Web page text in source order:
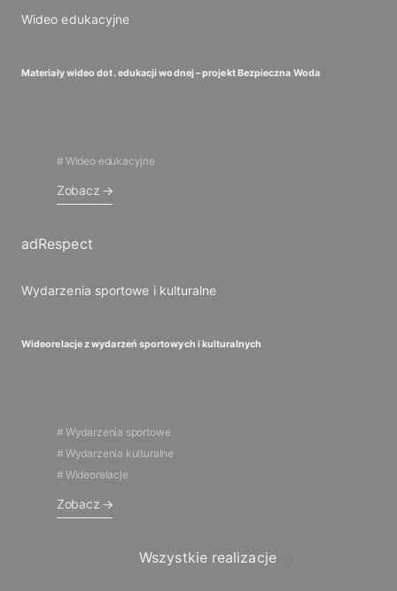
Wideo edukacyjne
Materiały wideo dot. edukacji wodnej – projekt Bezpieczna Woda
Wideo edukacyjne
Zobacz
adRespect
Wydarzenia sportowe i kulturalne
Wideorelacje z wydarzeń sportowych i kulturalnych
Wydarzenia sportowe
Wydarzenia kulturalne
Wideorelacje
Zobacz
Wszystkie realizacje